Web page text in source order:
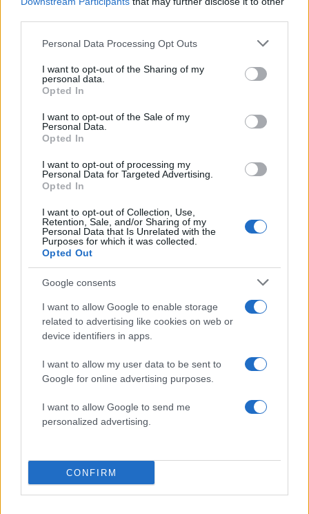
Please note that this website/app uses one or more Google
not limited to your visit or usage behaviour. You may click to
grant or deny consent to Google and its third-party tags to
use your data for below specified purposes in below Google
consent section.
Personal Data Processing Opt Outs
I want to opt-out of the Sharing of my
personal data.
Opted In
I want to opt-out of the Sale of my
Personal Data.
Opted In
I want to opt-out of processing my
Personal Data for Targeted Advertising.
Opted In
I want to opt-out of Collection, Use,
Retention, Sale, and/or Sharing of my
Personal Data that Is Unrelated with the
Purposes for which it was collected.
Opted Out
Google consents
I want to allow Google to enable storage
related to advertising like cookies on web or
device identifiers in apps.
I want to allow my user data to be sent to
Google for online advertising purposes.
I want to allow Google to send me
personalized advertising.
CONFIRM
05:0316.06.26
Θέαμα για όλες τις ηλικίες: Μωρό μόνο με
πάνα στην κερκίδα της Ουρουγουάης
03:04 16.06.26
Σαουδική Αραβία – Ουρουγουάη 1-1: Η ομάδα
ισοπαλίας στην πρεμιέρα της στο Μουντιάλ
2026